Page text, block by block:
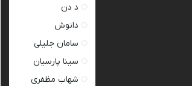
د دن
دانوش
سامان جلیلی
سینا پارسیان
شهاب مظفری